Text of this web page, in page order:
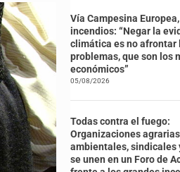
Vía Campesina
incendios: “Negar la
climática es no afrontar
problemas, que son los
económicos”
05/08/2026
Todas contra el fuego:
Organizaciones
ambientales, sindicales
se unen en un Foro de